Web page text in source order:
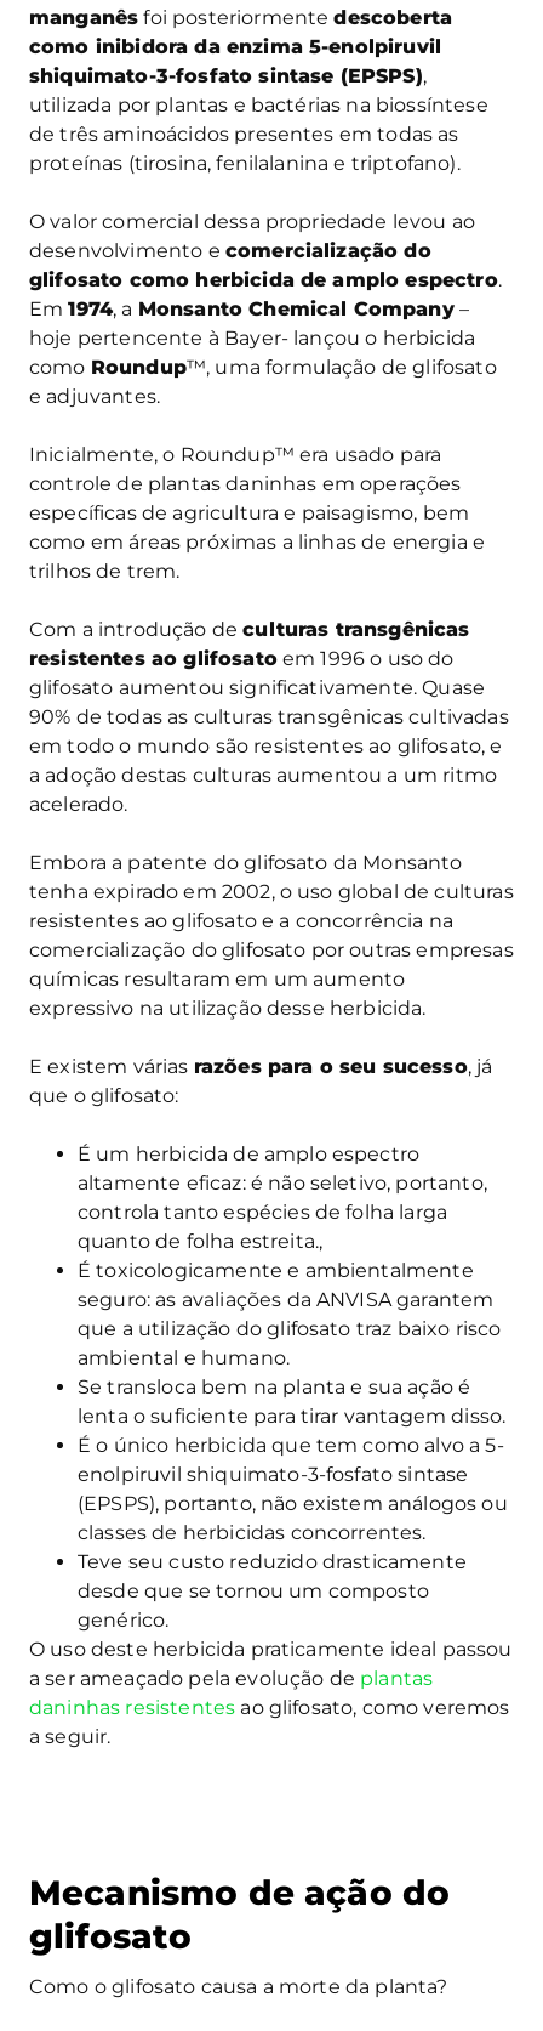
manganês foi posteriormentedescoberta
como inibidora da enzima 5-enolpiruvil
shiquimato-3-fosfato sintase (EPSPS),
utilizada por plantas e bactérias na biossíntese
de três aminoácidos presentes em todas as
proteínas (tirosina, fenilalanina e triptofano).
O valor comercial dessa propriedade levou ao
desenvolvimento e comercialização do
glifosato como herbicida de amplo espectro.
Em1974, a Monsanto Chemical Company–
hoje pertencente à Bayer- lançou o herbicida
como Roundup™, uma formulação de glifosato
e adjuvantes.
Inicialmente, o Roundup™ era usado para
controle de plantas daninhas em operações
específicas de agricultura e paisagismo, bem
como em áreas próximas a linhas de energia e
trilhos de trem.
Com a introdução deculturas transgênicas
resistentes ao glifosatoem 1996 o uso do
glifosato aumentou significativamente. Quase
90% de todas as culturas transgênicas cultivadas
em todo o mundo são resistentes ao glifosato, e
a adoção destas culturas aumentou a um ritmo
acelerado.
Embora a patente do glifosato da Monsanto
tenha expirado em 2002, o uso global de culturas
resistentes ao glifosato e a concorrência na
comercialização do glifosato por outras empresas
químicas resultaram em um aumento
expressivo na utilização desse herbicida.
E existem várias razões para o seu sucesso, já
que o glifosato:
É um herbicida de amplo espectro
altamente eficaz: é não seletivo, portanto,
controla tanto espécies de folha larga
quanto de folha estreita.,
É toxicologicamente e ambientalmente
seguro: as avaliações da ANVISA garantem
que a utilização do glifosato traz baixo risco
ambiental e humano.
Se transloca bem na planta e sua ação é
lenta o suficiente para tirar vantagem disso.
É o único herbicida que tem como alvo a 5-
enolpiruvil shiquimato-3-fosfato sintase
(EPSPS), portanto, não existem análogos ou
classes de herbicidas concorrentes.
Teve seu custo reduzido drasticamente
desde que se tornou um composto
genérico.
O uso deste herbicida praticamente ideal passou
a ser ameaçado pela evolução de plantas
daninhas resistentes ao glifosato, como veremos
a seguir.
Mecanismo de ação do
glifosato
Como o glifosato causa a morte da planta?